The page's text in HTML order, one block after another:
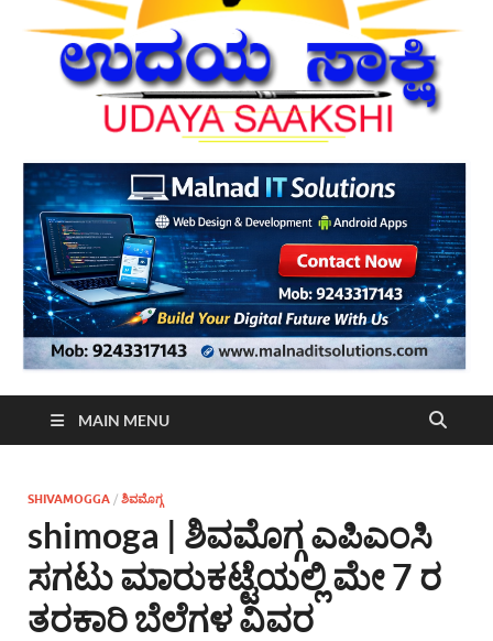
MAIN MENU
SHIVAMOGGA / ಶಿವಮೊಗ್ಗ
shimoga | ಶಿವಮೊಗ್ಗ ಎಪಿಎಂಸಿ
ಸಗಟು ಮಾರುಕಟ್ಟೆಯಲ್ಲಿ ಮೇ 7 ರ
ತರಕಾರಿ ಬೆಲೆಗಳ ವಿವರ